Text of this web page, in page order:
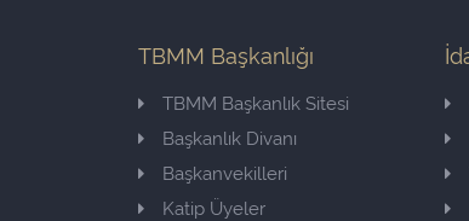
TBMM Başkanlığı
TBMM Başkanlık Sitesi
Başkanlık Divanı
Başkanvekilleri
Katip Üyeler